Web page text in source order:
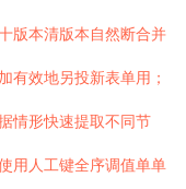
版本清版本自然断合并
有效地另投新表单用；
情形快速提取不同节
用人工键全序调值单单